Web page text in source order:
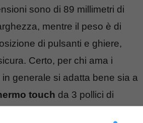
sono di 89 millimetri di
mentre il peso è di
di pulsanti e ghiere,
Certo, per chi ama i
generale si adatta bene sia a
touch da 3 pollici di
di orientarlo a piacere, il